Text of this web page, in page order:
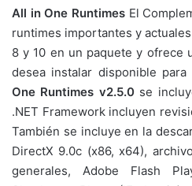
All in One Runtimes El
runtimes importantes y
8 y 10 en un paquete y ofrece
desea instalar disponible para
One Runtimes v2.5.0 se
.NET Framework incluyen
También se incluye en la
DirectX 9.0c (x86, x64),
generales, Adobe Flash